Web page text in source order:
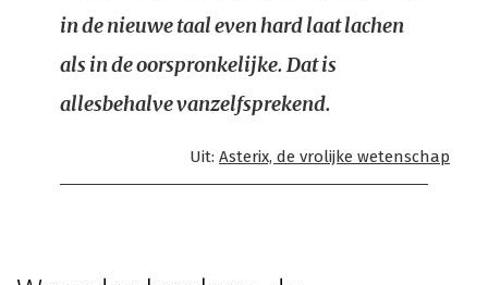
in de nieuwe taal even hard laat lachen
als in de oorspronkelijke. Dat is
allesbehalve vanzelfsprekend.
Uit: Asterix, de vrolijke wetenschap